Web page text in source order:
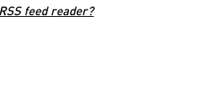
feed reader?